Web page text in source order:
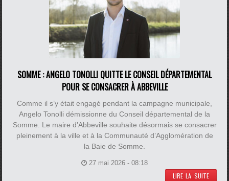
SOMME : ANGELO TONOLLI QUITTE LE CONSEIL DÉPARTEMENTAL
POUR SE CONSACRER À ABBEVILLE
Comme il s’y était engagé pendant la campagne municipale,
Angelo Tonolli démissionne du Conseil départemental de la
Somme. Le maire d’Abbeville souhaite désormais se consacrer
pleinement à la ville et à la Communauté d’Agglomération de
la Baie de Somme.
27 mai 2026 - 08:18
LIRE LA SUITE